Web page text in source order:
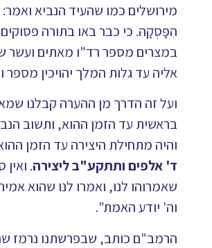
מירושלים כמו שהעיד הנביא
הִפָּסְקָהּ. כי כבר באו בתורה
במצרים מספר רד"ו מאתים ועשר
אליה עד גלות המלך יהויכין
ועל זה הדרך מן ההערה קבלנו
בראשית עד הזמן ההוא, ותשוב
והיה מתחילת היצירה עד הזמן
ד' אלפים ותתקע"ב ליצירה.
שאמרוהו לנו, ואמרו לנו שהוא
וה' יודע האמת".